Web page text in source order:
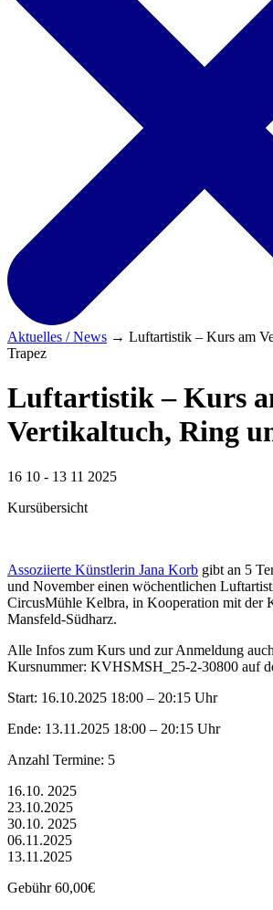
Aktuelles / News → Luftartistik – Kurs am
Trapez
Luftartistik – Kurs
Vertikaltuch, Ring
16 10 - 13 11 2025
Kursübersicht
Assoziierte Künstlerin Jana Korb gibt an 5
und November einen wöchentlichen
CircusMühle Kelbra, in Kooperation mit der
Mansfeld-Südharz.
Alle Infos zum Kurs und zur Anmeldung
Kursnummer: KVHSMSH_25-2-30800 auf
Start: 16.10.2025 18:00 – 20:15 Uhr
Ende: 13.11.2025 18:00 – 20:15 Uhr
Anzahl Termine: 5
16.10. 2025
23.10.2025
30.10. 2025
06.11.2025
13.11.2025
Gebühr 60,00€